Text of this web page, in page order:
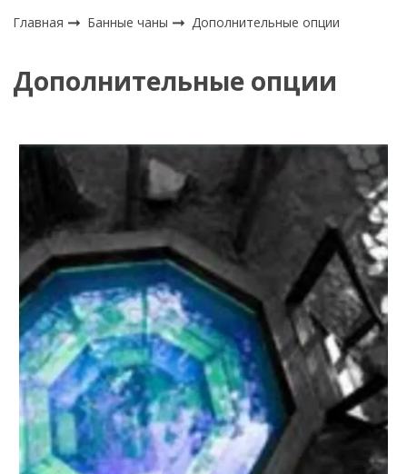
Главная Банные чаны Дополнительные опции
Дополнительные опции